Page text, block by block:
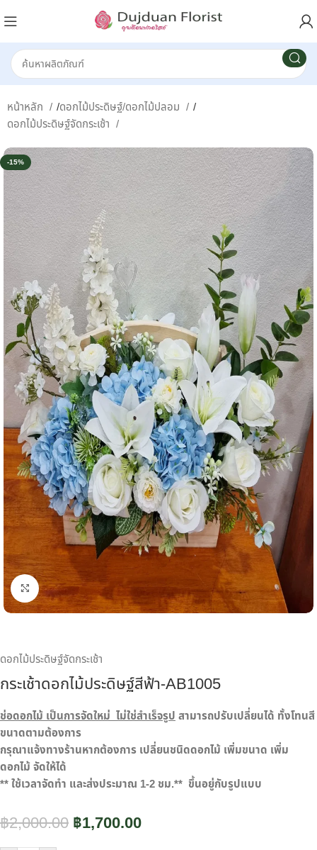
หน้าหลัก /ดอกไม้ประดิษฐ์/ดอกไม้ปลอม
/
ดอกไม้ประดิษฐ์จัดกระเช้า
-15%
คลิกเพื่อขยาย
ดอกไม้ประดิษฐ์จัดกระเช้า
กระเช้าดอกไม้ประดิษฐ์สีฟ้า-AB1005
ช่อดอกไม้ เป็นการจัดใหม่ ไม่ใช่สำเร็จรูปสามารถปรับเปลี่ยนได้ ทั้งโทนสี
ขนาดตามต้องการ
กรุณาแจ้งทางร้านหากต้องการ เปลี่ยนชนิดดอกไม้ เพิ่มขนาด เพิ่ม
ดอกไม้ จัดให้ได้
** ใช้เวลาจัดทำ และส่งประมาณ 1-2 ชม.** ขึ้นอยู่กับรูปแบบ
฿2,000.00 ฿1,700.00